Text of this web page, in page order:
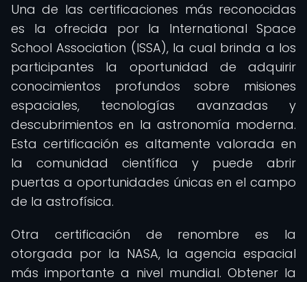
Una de las certificaciones más reconocidas
es la ofrecida por la International Space
School Association (ISSA), la cual brinda a los
participantes la oportunidad de adquirir
conocimientos profundos sobre misiones
espaciales, tecnologías avanzadas y
descubrimientos en la astronomía moderna.
Esta certificación es altamente valorada en
la comunidad científica y puede abrir
puertas a oportunidades únicas en el campo
de la astrofísica.
Otra certificación de renombre es la
otorgada por la NASA, la agencia espacial
más importante a nivel mundial. Obtener la